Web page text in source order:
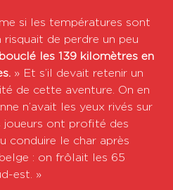
si les températures sont
risquait de perdre un peu
les 139 kilomètres en
» Et s’il devait retenir un
de cette aventure. On en
n’avait les yeux rivés sur
joueurs ont profité des
conduire le char après
: on frôlait les 65
est. »